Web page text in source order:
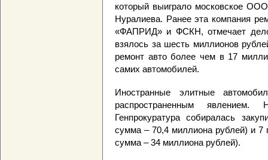
который выиграло московское
Нуралиева. Ранее эта компания
«ФАПРИД» и ФСКН, отмечает
взялось за шесть миллионов
ремонт авто более чем в 17
самих автомобилей.
Иностранные элитные
распространенным
Генпрокуратура собиралась
сумма – 70,4 миллиона рублей) и 7
сумма – 34 миллиона рублей).